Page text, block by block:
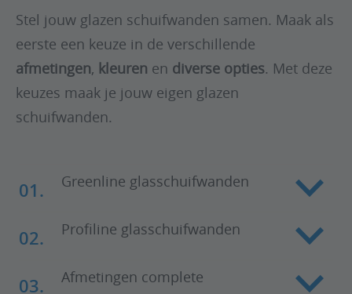
Stel jouw glazen schuifwanden samen. Maak als
eerste een keuze in de verschillende
afmetingen, kleuren en diverse opties. Met deze
keuzes maak je jouw eigen glazen
schuifwanden.
01. Greenline glasschuifwanden
Greenline glasschuifwanden
3 Rails: 2000, 2500 en 3000 x 2200
Kleuren
Wit structuurlak (RAL 9010)
Antraciet structuurlak
02. Profiline glasschuifwanden
Profiline glasschuifwanden
03.
Afmetingen complete